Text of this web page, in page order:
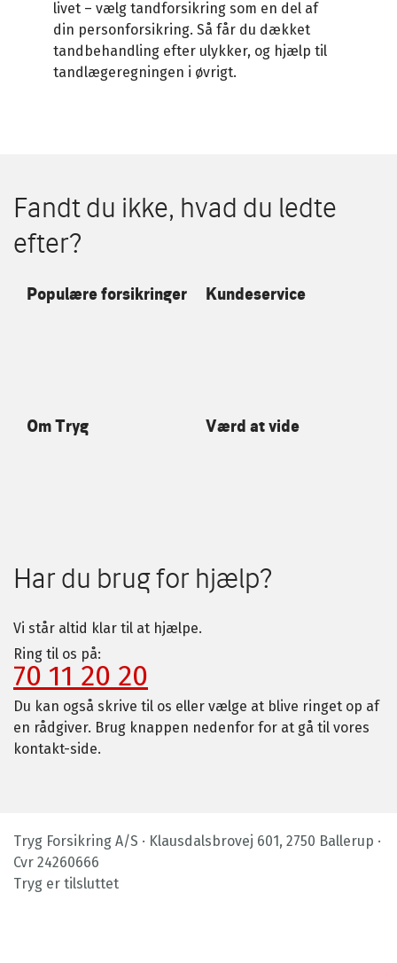
livet – vælg tandforsikring som en del af
din personforsikring. Så får du dækket
tandbehandling efter ulykker, og hjælp til
tandlægeregningen i øvrigt.
Fandt du ikke, hvad du ledte
efter?
Populære forsikringer Kundeservice
Om Tryg Værd at vide
Har du brug for hjælp?
Vi står altid klar til at hjælpe.
Ring til os på:
70 11 20 20
Du kan også skrive til os eller vælge at blive ringet op af
en rådgiver. Brug knappen nedenfor for at gå til vores
kontakt-side.
Tryg Forsikring A/S · Klausdalsbrovej 601, 2750 Ballerup ·
Cvr 24260666
Tryg er tilsluttet